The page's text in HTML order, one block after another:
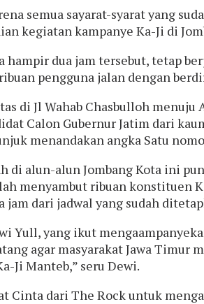
semua sayarat-syarat yang
kegiatan kampanye Ka-Ji di
dua jam tersebut, tetap
pengguna jalan dengan
di Jl Wahab Chasbulloh
Calon Gubernur Jatim dari
menandakan angka Satu
alun-alun Jombang Kota ini
menyambut ribuan
jam dari jadwal yang sudah
Yull, yang ikut
agar masyarakat Jawa
Ji Manteb,” seru Dewi.
Cinta dari The Rock untuk